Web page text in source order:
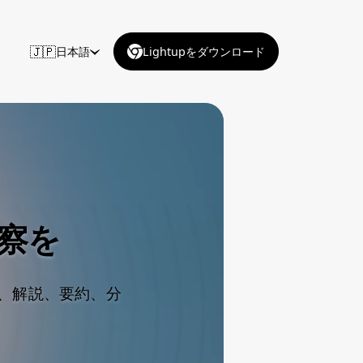
🇯🇵日本語 Lightupをダウンロード
を
解説、要約、分